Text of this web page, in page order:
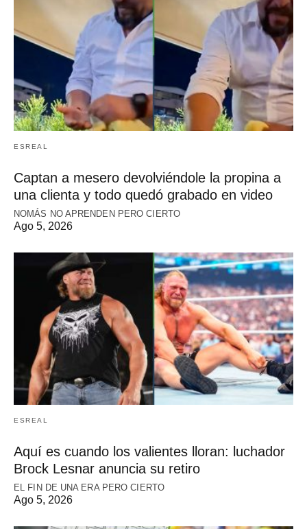
ESREAL
Captan a mesero devolviéndole la propina a
una clienta y todo quedó grabado en video
NOMÁS NO APRENDEN PERO CIERTO
Ago 5, 2026
ESREAL
Aquí es cuando los valientes lloran: luchador
Brock Lesnar anuncia su retiro
EL FIN DE UNA ERA PERO CIERTO
Ago 5, 2026